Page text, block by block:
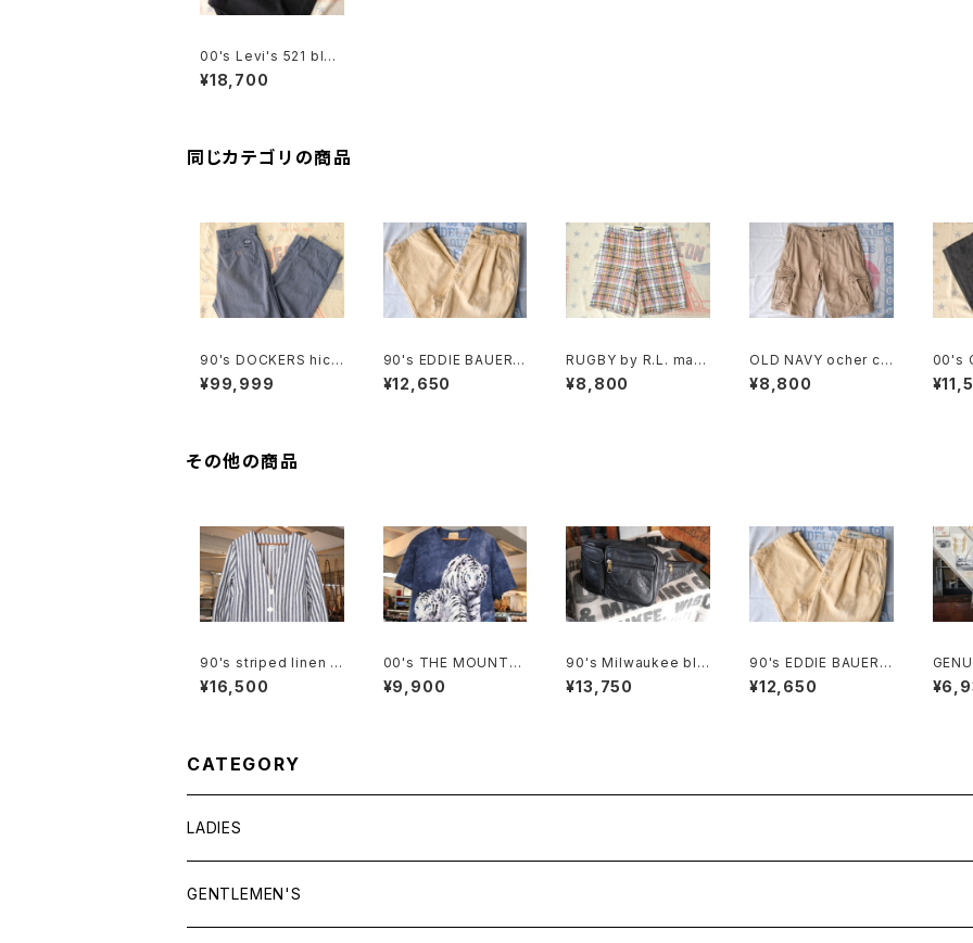
00's Levi's 521 blac
k denim Pants "Lev
i's EUROPE"
¥18,700
同じカテゴリの商品
90's DOCKERS hick
ory-stripe one-tuck
Pants "Made in U.S.
¥99,999
90's EDDIE BAUER c
otton-duck 2-tuck
Pants
¥12,650
RUGBY by R.L. mad
aras plaid cotton Sh
orts
¥8,800
OLD NAVY ocher co
tton-twill cargo Sho
rts
¥8,800
00's
HBT
Pants
その他の商品
90's striped linen c
otton V-neck Jacke
t
¥16,500
00's THE MOUNTAI
N white tiger tie-dy
e tee Dress
¥9,900
90's Milwaukee bla
ck all-leather fanny
Pack
¥13,750
90's EDDIE BAUER c
otton-duck 2-tuck
Pants
¥12,650
ag
CATEGORY
LADIES
TOPS
GENTLEMEN'S